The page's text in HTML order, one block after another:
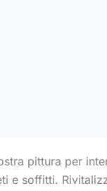
pittura per
e soffitti.